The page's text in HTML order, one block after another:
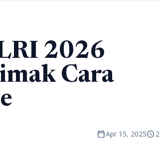
2026
Cara
calendar_todayApr 15, 2025schedule